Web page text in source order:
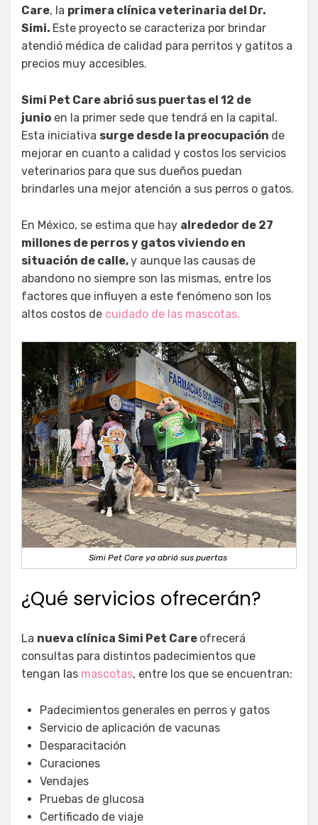
Care, la primera clínica veterinaria del Dr.
Simi. Este proyecto se caracteriza por brindar
atendió médica de calidad para perritos y gatitos a
precios muy accesibles.
Simi Pet Care abrió sus puertas el 12 de
junio en la primer sede que tendrá en la capital.
Esta iniciativa surge desde la preocupación de
mejorar en cuanto a calidad y costos los servicios
veterinarios para que sus dueños puedan
brindarles una mejor atención a sus perros o gatos.
En México, se estima que hay alrededor de 27
millones de perros y gatos viviendo en
situación de calle,y aunque las causas de
abandono no siempre son las mismas, entre los
factores que influyen a este fenómeno son los
altos costos de cuidado de las mascotas.
Simi Pet Care ya abrió sus puertas
¿Qué servicios ofrecerán?
La nueva clínica Simi Pet Care ofrecerá
consultas para distintos padecimientos que
tengan las mascotas, entre los que se encuentran:
Padecimientos generales en perros y gatos
Servicio de aplicación de vacunas
Desparacitación
Curaciones
Vendajes
Pruebas de glucosa
Certificado de viaje